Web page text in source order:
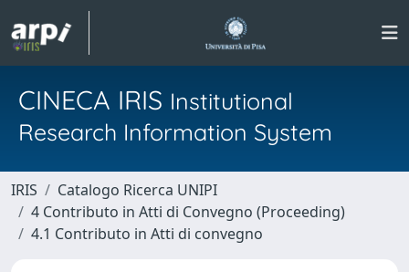
CINECA IRIS Institutional
Research Information System
IRIS
Catalogo Ricerca UNIPI
4 Contributo in Atti di Convegno (Proceeding)
4.1 Contributo in Atti di convegno